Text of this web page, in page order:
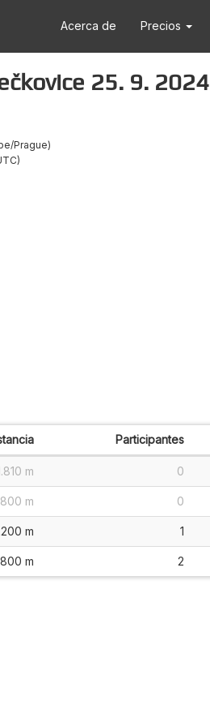
Acerca de Precios
25. 9. 2024
Prague
Participantes
m 0
m 0
m 1
m 2